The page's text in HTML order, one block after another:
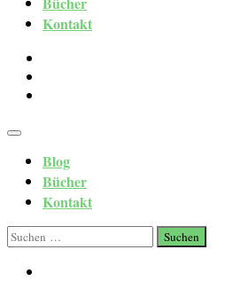
Kontakt
Blog
Bücher
Kontakt
Suchen
nach: